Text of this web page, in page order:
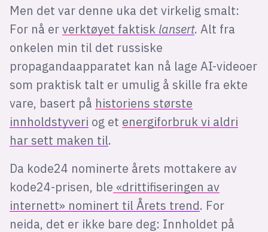
Men det var denne uka det virkelig smalt:
For nå er verktøyet faktisk lansert. Alt fra
onkelen min til det russiske
propagandaapparatet kan nå lage AI-videoer
som praktisk talt er umulig å skille fra ekte
vare, basert på historiens største
innholdstyveri og et energiforbruk vi aldri
har sett maken til.
Da kode24 nominerte årets mottakere av
kode24-prisen, ble «drittifiseringen av
internett» nominert til Årets trend. For
neida, det er ikke bare deg: Innholdet på